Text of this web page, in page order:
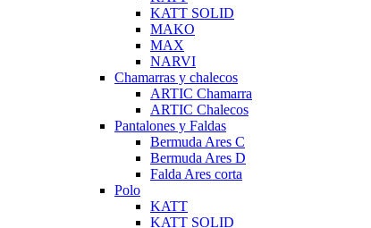
KATT SOLID
MAKO
MAX
NARVI
Chamarras y chalecos
ARTIC Chamarra
ARTIC Chalecos
Pantalones y Faldas
Bermuda Ares C
Bermuda Ares D
Falda Ares corta
Polo
KATT
KATT SOLID